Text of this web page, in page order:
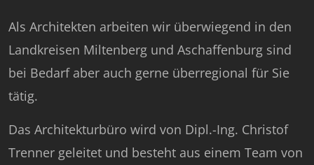
Als Architekten arbeiten wir überwiegend in den
Landkreisen Miltenberg und Aschaffenburg sind
bei Bedarf aber auch gerne überregional für Sie
tätig.
Das Architekturbüro wird von Dipl.-Ing. Christof
Trenner geleitet und besteht aus einem Team von